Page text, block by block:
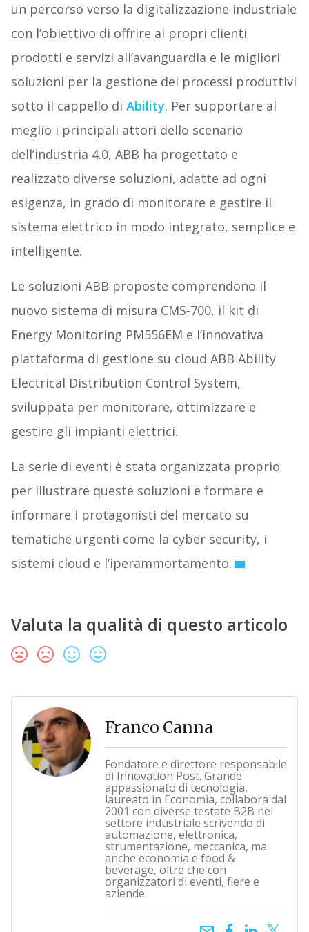
un percorso verso la digitalizzazione industriale
con l’obiettivo di offrire ai propri clienti
prodotti e servizi all’avanguardia e le migliori
soluzioni per la gestione dei processi produttivi
sotto il cappello di Ability. Per supportare al
meglio i principali attori dello scenario
dell’industria 4.0, ABB ha progettato e
realizzato diverse soluzioni, adatte ad ogni
esigenza, in grado di monitorare e gestire il
sistema elettrico in modo integrato, semplice e
intelligente.
Le soluzioni ABB proposte comprendono il
nuovo sistema di misura CMS-700, il kit di
Energy Monitoring PM556EM e l’innovativa
piattaforma di gestione su cloud ABB Ability
Electrical Distribution Control System,
sviluppata per monitorare, ottimizzare e
gestire gli impianti elettrici.
La serie di eventi è stata organizzata proprio
per illustrare queste soluzioni e formare e
informare i protagonisti del mercato su
tematiche urgenti come la cyber security, i
sistemi cloud e l’iperammortamento.
Valuta la qualità di questo articolo
Franco Canna
Fondatore e direttore responsabile
di Innovation Post. Grande
appassionato di tecnologia,
laureato in Economia, collabora dal
2001 con diverse testate B2B nel
settore industriale scrivendo di
automazione, elettronica,
strumentazione, meccanica, ma
anche economia e food &
beverage, oltre che con
organizzatori di eventi, fiere e
aziende.